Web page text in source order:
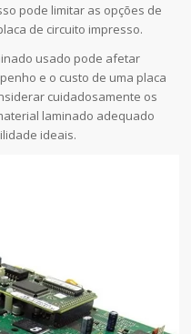
pode limitar as opções de
de circuito impresso.
usado pode afetar
e o custo de uma placa
cuidadosamente os
laminado adequado
ideais.